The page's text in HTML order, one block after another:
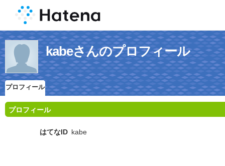
kabeさんのプロフィール
プロフィール
プロフィール
はてなID kabe